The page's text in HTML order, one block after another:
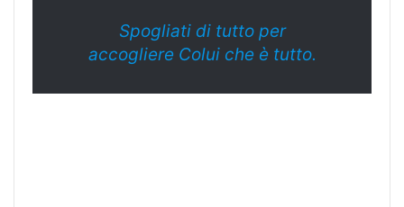
Spogliati di tutto per
accogliere Colui che è tutto.